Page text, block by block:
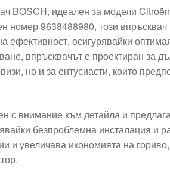
BOSCH, идеален за модели
номер 9638488980, този
ефективност, осигурявайки
впръсквачът е проектиран за
но и за ентусиасти, които
с внимание към детайла и
безпроблемна инсталация и
и увеличава икономията на